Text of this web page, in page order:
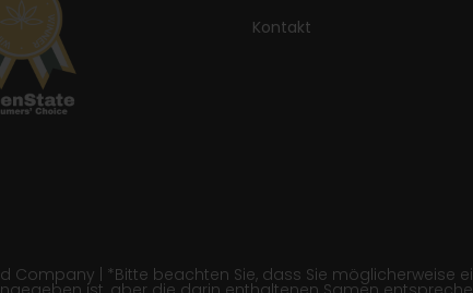
Kontakt
Company | *Bitte beachten Sie, dass Sie möglicherweise